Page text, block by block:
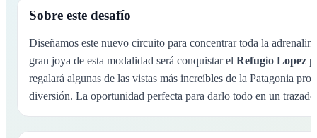
1 Refugio
Un desafío que combina ritmo e intensidad en terreno de
montaña.
Sobre este desafío
Diseñamos este nuevo circuito para concentrar toda la
gran joya de esta modalidad será conquistar el Refugio Lopez
regalará algunas de las vistas más increíbles de la Patagonia
diversión. La oportunidad perfecta para darlo todo en un